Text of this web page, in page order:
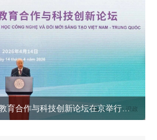
中国—越南高等教育合作与科技创新论坛在京举行，苏林发表政策演讲，尹力致辞